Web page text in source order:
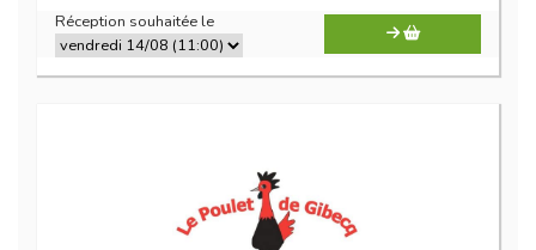
Réception souhaitée le